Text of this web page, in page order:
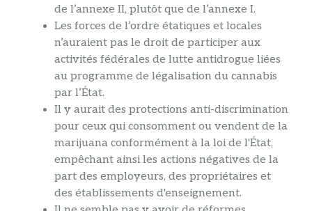
de l’annexe II, plutôt que de l’annexe I.
Les forces de l’ordre étatiques et locales
n’auraient pas le droit de participer aux
activités fédérales de lutte antidrogue liées
au programme de légalisation du cannabis
par l’État.
Il y aurait des protections anti-discrimination
pour ceux qui consomment ou vendent de la
marijuana conformément à la loi de l'État,
empêchant ainsi les actions négatives de la
part des employeurs, des propriétaires et
des établissements d'enseignement.